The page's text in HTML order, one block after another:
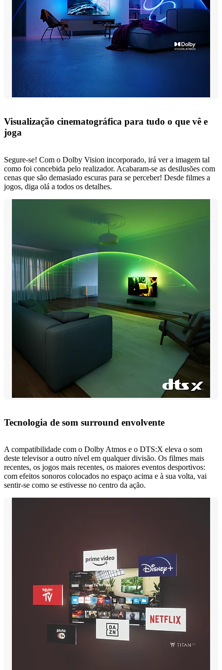
Visualização cinematográfica para tudo o que vê e
joga
Segure-se! Com o Dolby Vision incorporado, irá ver a imagem tal
como foi concebida pelo realizador. Acabaram-se as desilusões com
cenas que são demasiado escuras para se perceber! Desde filmes a
jogos, diga olá a todos os detalhes.
Tecnologia de som surround envolvente
A compatibilidade com o Dolby Atmos e o DTS:X eleva o som
deste televisor a outro nível em qualquer divisão. Os filmes mais
recentes, os jogos mais recentes, os maiores eventos desportivos:
com efeitos sonoros colocados no espaço acima e à sua volta, vai
sentir-se como se estivesse no centro da ação.